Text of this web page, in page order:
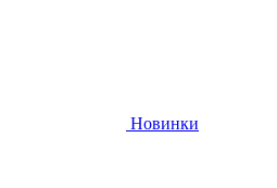
Новинки